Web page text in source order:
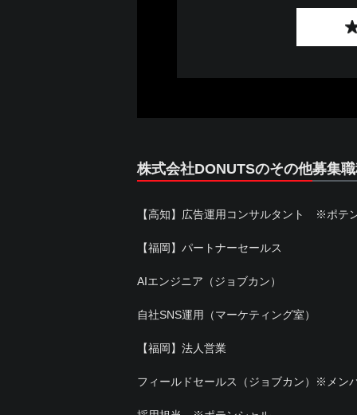
株式会社DONUTSのその他募集
【高知】広告運用コンサルタント ※ポテ
【福岡】パートナーセールス
AIエンジニア（ジョブカン）
自社SNS運用（マーケティング室）
【福岡】法人営業
フィールドセールス（ジョブカン）※メン